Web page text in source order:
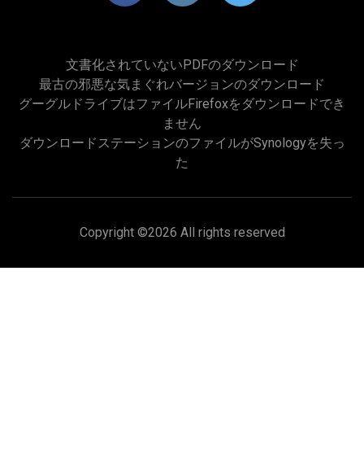
文書化されていないPDFのダウンロード
最古の邪悪な気まぐれバージョンのダウンロード
グーグルドライブはファイルfirefoxをダウンロードでき
ません
ダウンロードステーションのファイルがSynologyを失っ
た
Copyright ©2026 All rights reserved